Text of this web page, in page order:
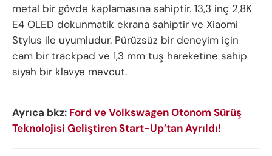
metal bir gövde kaplamasına sahiptir. 13,3 inç 2,8K
E4 OLED dokunmatik ekrana sahiptir ve Xiaomi
Stylus ile uyumludur. Pürüzsüz bir deneyim için
cam bir trackpad ve 1,3 mm tuş hareketine sahip
siyah bir klavye mevcut.
Ayrıca bkz: Ford ve Volkswagen Otonom Sürüş
Teknolojisi Geliştiren Start-Up’tan Ayrıldı!